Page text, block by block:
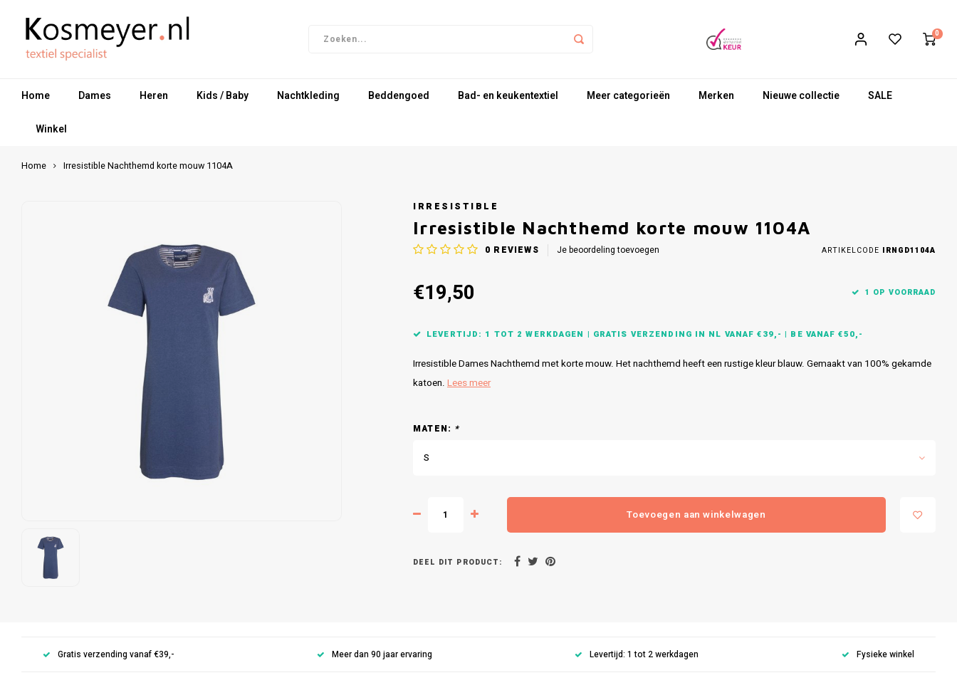
0
Home Dames Heren Kids / Baby Nachtkleding Beddengoed Bad- en keukentextiel Meer categorieën Merken Nieuwe collectie SALE
Winkel
Home Irresistible Nachthemd korte mouw 1104A
IRRESISTIBLE
Irresistible Nachthemd korte mouw 1104A
0 REVIEWS Je beoordeling toevoegen ARTIKELCODE IRNGD1104A
€19,50 1 OP VOORRAAD
LEVERTIJD: 1 TOT 2 WERKDAGEN | GRATIS VERZENDING IN NL VANAF €39,- | BE VANAF €50,-
Irresistible Dames Nachthemd met korte mouw. Het nachthemd heeft een rustige kleur blauw. Gemaakt van 100% gekamde
katoen. Lees meer
MATEN: *
S
Toevoegen aan winkelwagen
DEEL DIT PRODUCT:
Gratis verzending vanaf €39,- Meer dan 90 jaar ervaring Levertijd: 1 tot 2 werkdagen Fysieke winkel